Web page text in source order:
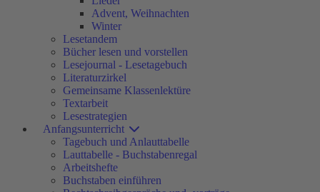
Advent, Weihnachten
Winter
Lesetandem
Bücher lesen und vorstellen
Lesejournal - Lesetagebuch
Literaturzirkel
Gemeinsame Klassenlektüre
Textarbeit
Lesestrategien
Anfangsunterricht
Tagebuch und Anlauttabelle
Lauttabelle - Buchstabenregal
Arbeitshefte
Buchstaben einführen